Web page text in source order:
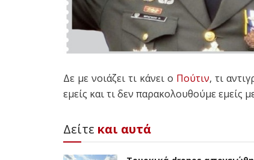
Δε με νοιάζει τι κάνει ο Πούτιν, τι
εμείς και τι δεν παρακολουθούμε εμείς
Δείτε και αυτά